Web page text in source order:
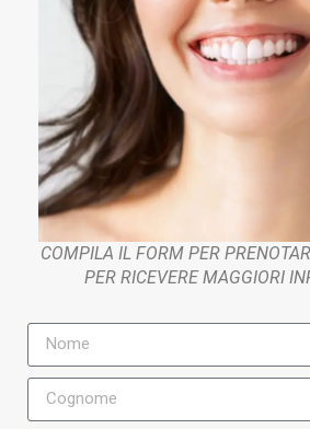
COMPILA IL FORM PER
PER RICEVERE MAGGIORI